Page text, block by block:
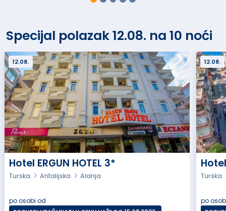
Specijal polazak 12.08. na 10 noći
12.08.
Hotel ERGUN HOTEL 3*
Turska Antalijska Alanja
po osobi od
12.08.
Turska
po